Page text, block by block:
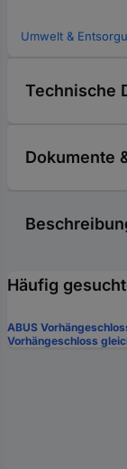
Umwelt &
Technische
Dokumente
Häufig
ABUS
Vorhängeschloss